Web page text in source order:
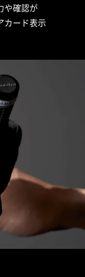
や確認が
カード表示